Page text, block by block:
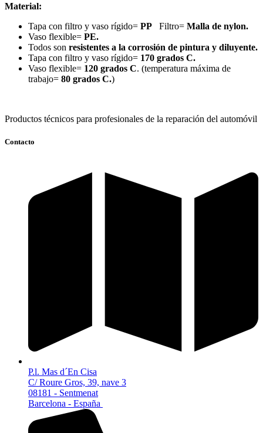
Material:
Tapa con filtro y vaso rígido= PP Filtro= Malla de nylon.
Vaso flexible= PE.
Todos son resistentes a la corrosión de pintura y diluyente.
Tapa con filtro y vaso rígido= 170 grados C.
Vaso flexible= 120 grados C. (temperatura máxima de
trabajo= 80 grados C.)
Productos técnicos para profesionales de la reparación del automóvil
Contacto
P.l. Mas d´En Cisa
C/ Roure Gros, 39, nave 3
08181 - Sentmenat
Barcelona - España